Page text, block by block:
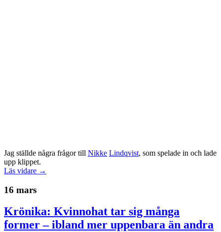
Jag ställde några frågor till Nikke Lindqvist, som spelade in och lade
upp klippet.
Läs vidare →
16 mars
Krönika: Kvinnohat tar sig många
former – ibland mer uppenbara än andra